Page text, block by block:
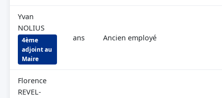
Yvan
NOLIUS
4ème
adjoint au
Maire
ans Ancien employé
Florence
REVEL-